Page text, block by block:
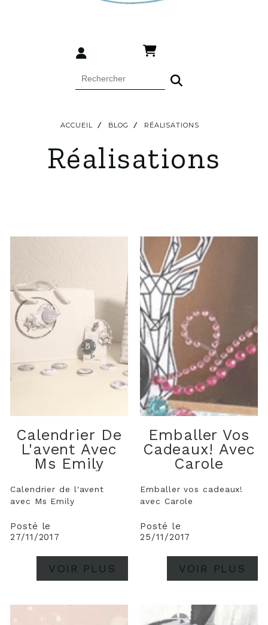
ACCUEIL BLOG RÉALISATIONS
Réalisations
Calendrier De
L'avent Avec
Ms Emily
Calendrier de l'avent
avec Ms Emily
Posté le
27/11/2017
VOIR PLUS
Emballer Vos
Cadeaux! Avec
Carole
Emballer vos cadeaux!
avec Carole
Posté le
25/11/2017
VOIR PLUS